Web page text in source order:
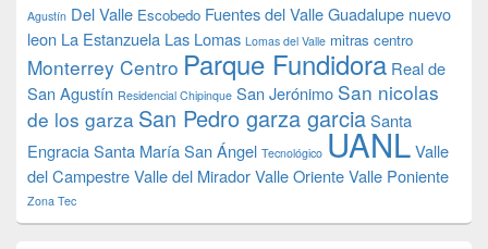
Agustín Del Valle Escobedo Fuentes del ValleGuadalupe nuevo
leon La Estanzuela Las Lomas Lomas del Valle mitras centro
Monterrey Centro Parque Fundidora Real de
San Agustín Residencial Chipinque San Jerónimo San nicolas
de los garza San Pedro garza garciaSanta
EngraciaSanta MaríaSan Ángel Tecnológico UANLValle
del CampestreValle del MiradorValle OrienteValle Poniente
Zona Tec